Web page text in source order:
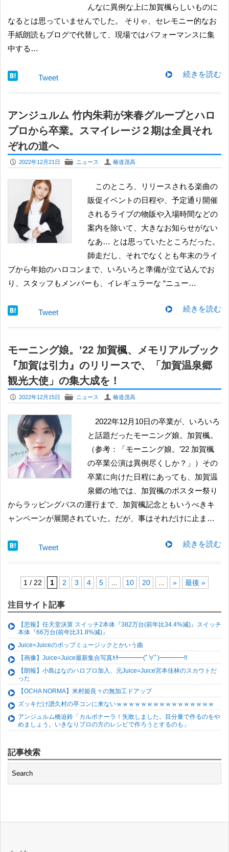
んなに異例な上に加賀楓らしいものに
なるとは思っていませんでした。 そりゃ、セレモニー的なお
手紙朗読もブログで代替して、現場ではパフォーマンスに集
中する…
続きを読む
Tweet
アンジュルム 竹内朱莉が来春グループとハロ
プロから卒業。スマイレージ２期は全員それ
ぞれの道へ
P 2022年12月21日 F ニュース U 椿道茂高
このところ、リリースされる楽曲の
販促イベントの日程や、予定通り開催
されるライブの物販や入場時間などの
案内を除いて、大きなお知らせがない
なあ… とは思っていたところだった。
師走だし、それでなくとも年末のライ
ブから年始のハロコンまで、いろいろと準備が立て込んでお
り、スタッフもメンバーも、イレギュラーな “ニュー…
続きを読む
Tweet
モーニング娘。’22 加賀楓、メモリアルブック
『加賀は引力』のリリースで、「加賀温泉郷
観光大使」の集大成を！
P 2022年12月15日 F ニュース U 椿道茂高
2022年12月10日の卒業が、いろいろ
と話題だったモーニング娘。加賀楓。
（参考：「モーニング娘。’22 加賀楓
の卒業公演は異例尽くしか？」）その
卒業に向けた日程にあっても、加賀温
泉郷の地では、加賀楓のポスター祭り
からラッピングバスの運行まで、加賀楓記念ともいうべきキ
ャンペーンが展開されていた。だが、事はそれだけに止ま…
続きを読む
Tweet
1 / 22 1 2 3 4 5 10 20 » 最後 »
注目サイト記事
【悲報】任天堂決算 スイッチ2本体『382万台(前年比34.4%減)』スイッチ
本体『66万台(前年比31.8%減)』
Juice=Juiceのポップミュージックとかいう曲
【画像】Juice=Juice最新集合写真ｷﾀ━━━━(ﾟ∀ﾟ)━━━━!!
【朗報】小島はなのハロプロ加入、元Juice=Juice宮本佳林のスカウトだ
った
【OCHA NORMA】米村姫良々の無加工ドアップ
ズッキだけ譜久村の卒コンに来ないｗｗｗｗｗｗｗｗｗｗｗｗｗｗｗｗ
アンジュルム橋迫鈴「カルボナーラ！失敗しました。目分量で作るのをや
めましょう。いきなりプロの方のレシピで作ろうとするのも」
記事検索